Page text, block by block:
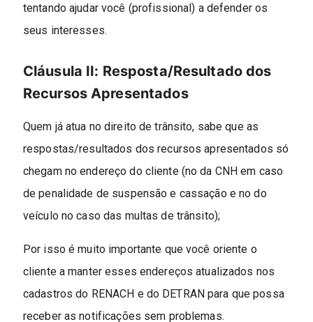
tentando ajudar você (profissional) a defender os
seus interesses.
Cláusula II: Resposta/Resultado dos
Recursos Apresentados
Quem já atua no direito de trânsito, sabe que as
respostas/resultados dos recursos apresentados só
chegam no endereço do cliente (no da CNH em caso
de penalidade de suspensão e cassação e no do
veículo no caso das multas de trânsito);
Por isso é muito importante que você oriente o
cliente a manter esses endereços atualizados nos
cadastros do RENACH e do DETRAN para que possa
receber as notificações sem problemas.